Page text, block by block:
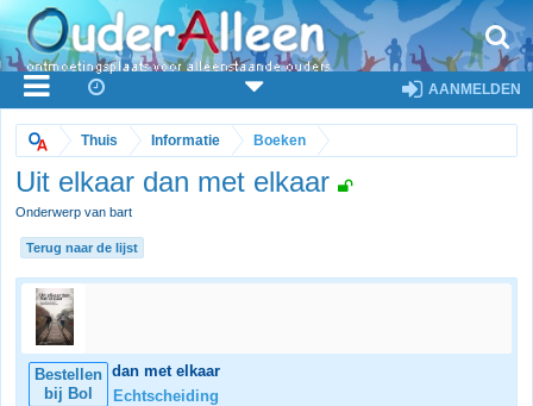
AANMELDEN
Thuis Informatie Boeken
Uit elkaar dan met elkaar
Onderwerp van bart
Terug naar de lijst
Bestellen
bij Bol
Uit elkaar dan met elkaar
Categorie:
Echtscheiding